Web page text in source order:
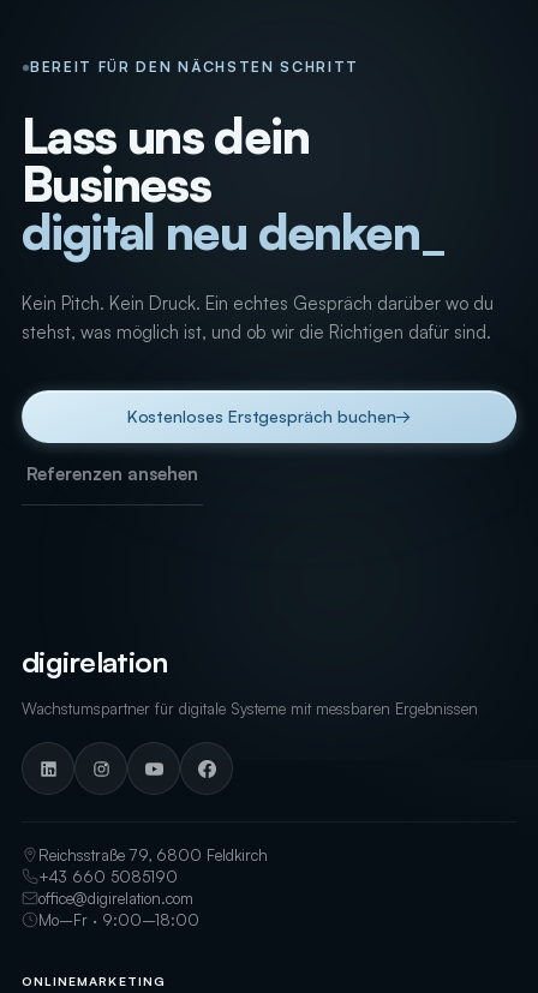
BEREIT FÜR DEN NÄCHSTEN SCHRITT
Lass uns dein
Business
digital neu denken
Kein Pitch. Kein Druck. Ein echtes Gespräch darüber wo du
stehst, was möglich ist, und ob wir die Richtigen dafür sind.
Kostenloses Erstgespräch buchen→
Referenzen ansehen
digirelation
Wachstumspartner für digitale Systeme mit messbaren Ergebnissen
Reichsstraße 79, 6800 Feldkirch
+43 660 5085190
office@digirelation.com
Mo–Fr · 9:00–18:00
ONLINEMARKETING